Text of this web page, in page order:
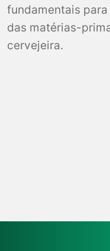
fundamentais
das matérias-
cervejeira.